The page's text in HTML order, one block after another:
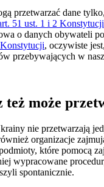
przetwarzać dane
51 ust. 1 i 2 Konstytucji
o danych obywateli
, oczywiste
przebywających w
może
nie przetwarzają
organizacje
które pomocą
wypracowane
spontanicznie.